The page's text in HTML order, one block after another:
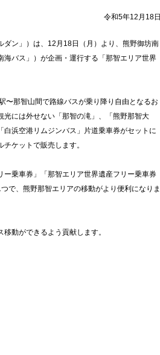
令和5年12月18日
ン」）は、12月18日（月）より、熊野御坊南
バス」）が企画・運行する「那智エリア世界
那智山間で路線バスが乗り降り自由となるお
には外せない「那智の滝」、「熊野那智大
浜空港リムジンバス」片道乗車券がセットに
ケットで販売します。
乗車券」「那智エリア世界遺産フリー乗車券
で、熊野那智エリアの移動がより便利になりま
動ができるよう貢献します。